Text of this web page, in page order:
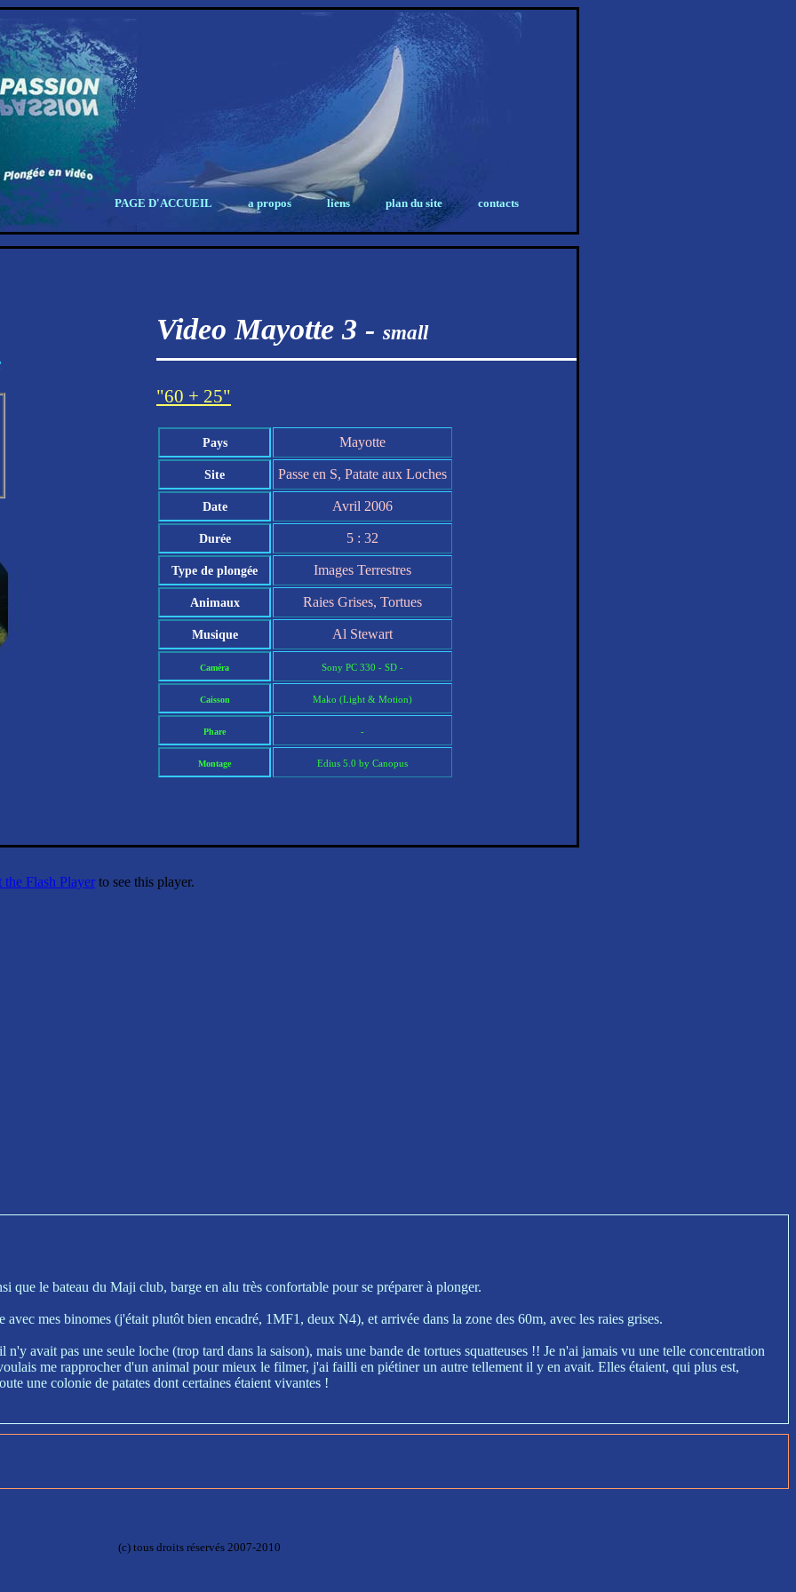
PAGE D'ACCUEIL a propos liens plan du site contacts
Video Mayotte 3 - small
"60 + 25"
Pays Mayotte
Site Passe en S, Patate aux Loches
Date Avril 2006
Durée 5 : 32
Type de plongée Images Terrestres
Animaux Raies Grises, Tortues
Musique Al Stewart
Caméra Sony PC 330 - SD -
Caisson Mako (Light & Motion)
Phare -
Montage Edius 5.0 by Canopus
the Flash Player to see this player.
le bateau du Maji club, barge en alu très confortable pour se préparer à plonger.
mes binomes (j'était plutôt bien encadré, 1MF1, deux N4), et arrivée dans la zone des 60m, avec les raies grises.
avait pas une seule loche (trop tard dans la saison), mais une bande de tortues squatteuses !! Je n'ai jamais vu une telle concentration
me rapprocher d'un animal pour mieux le filmer, j'ai failli en piétiner un autre tellement il y en avait. Elles étaient, qui plus est,
une colonie de patates dont certaines étaient vivantes !
(c) tous droits réservés 2007-2010